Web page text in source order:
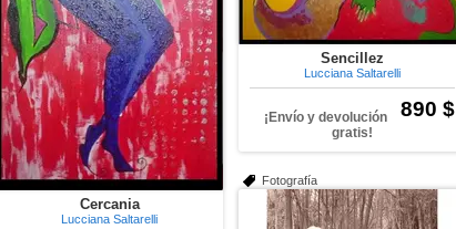
Cercania
Lucciana Saltarelli
Sencillez
Lucciana Saltarelli
890 $
¡Envío y devolución
gratis!
Fotografía